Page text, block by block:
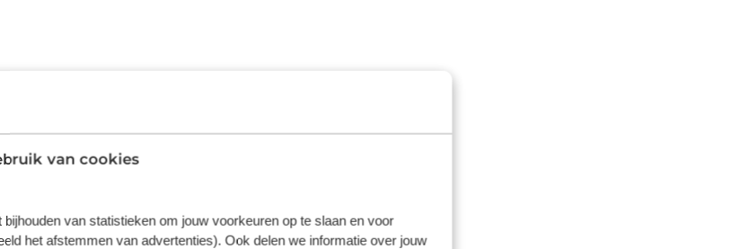
van cookies
van statistieken om jouw voorkeuren op te slaan en voor
het afstemmen van advertenties). Ook delen we informatie over jouw
zwarte hemelbekleding, in
van het MMI
online beluisteren via bluetooth.
U kiest de gewenste
Er is ook cruise control aan
rijden. Ook DAB+ radio,
auto zijn verschillende